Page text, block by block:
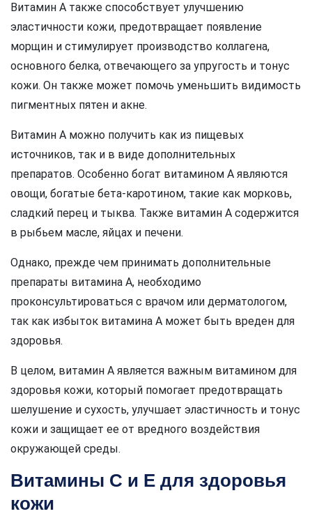
Витамин А также способствует улучшению
эластичности кожи, предотвращает появление
морщин и стимулирует производство коллагена,
основного белка, отвечающего за упругость и тонус
кожи. Он также может помочь уменьшить видимость
пигментных пятен и акне.
Витамин А можно получить как из пищевых
источников, так и в виде дополнительных
препаратов. Особенно богат витамином А являются
овощи, богатые бета-каротином, такие как морковь,
сладкий перец и тыква. Также витамин А содержится
в рыбьем масле, яйцах и печени.
Однако, прежде чем принимать дополнительные
препараты витамина А, необходимо
проконсультироваться с врачом или дерматологом,
так как избыток витамина А может быть вреден для
здоровья.
В целом, витамин А является важным витамином для
здоровья кожи, который помогает предотвращать
шелушение и сухость, улучшает эластичность и тонус
кожи и защищает ее от вредного воздействия
окружающей среды.
Витамины С и Е для здоровья
кожи